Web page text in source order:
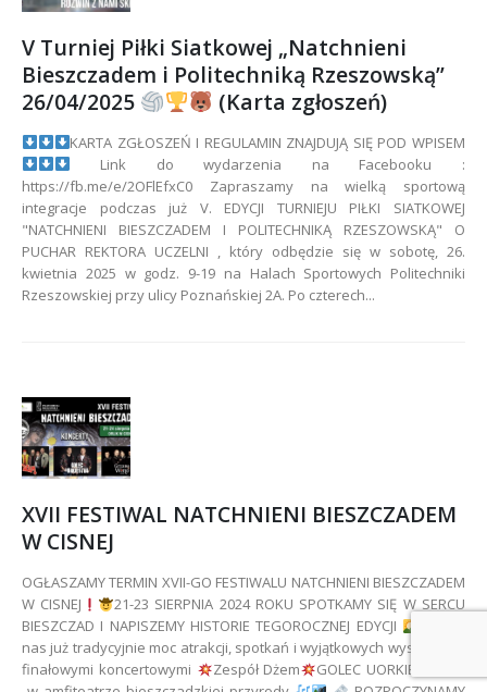
V Turniej Piłki Siatkowej „Natchnieni
Bieszczadem i Politechniką Rzeszowską”
26/04/2025
(Karta zgłoszeń)
KARTA ZGŁOSZEŃ I REGULAMIN ZNAJDUJĄ SIĘ POD WPISEM
Link do wydarzenia na Facebooku :
https://fb.me/e/2OFlEfxC0 Zapraszamy na wielką sportową
integracje podczas już V. EDYCJI TURNIEJU PIŁKI SIATKOWEJ
"NATCHNIENI BIESZCZADEM I POLITECHNIKĄ RZESZOWSKĄ" O
PUCHAR REKTORA UCZELNI , który odbędzie się w sobotę, 26.
kwietnia 2025 w godz. 9-19 na Halach Sportowych Politechniki
Rzeszowskiej przy ulicy Poznańskiej 2A. Po czterech...
XVII FESTIWAL NATCHNIENI BIESZCZADEM
W CISNEJ
OGŁASZAMY TERMIN XVII-GO FESTIWALU NATCHNIENI BIESZCZADEM
W CISNEJ
21-23 SIERPNIA 2024 ROKU SPOTKAMY SIĘ W SERCU
BIESZCZAD I NAPISZEMY HISTORIE TEGOROCZNEJ EDYCJI
nas już tradycyjnie moc atrakcji, spotkań i wyjątkowych występów z
finałowymi koncertowymi
Zespół Dżem
GOLEC UORKIESTRA